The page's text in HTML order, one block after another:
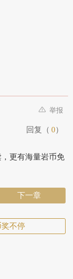
举报
回复（ 0）
更有海量岩币免
下一章
不停